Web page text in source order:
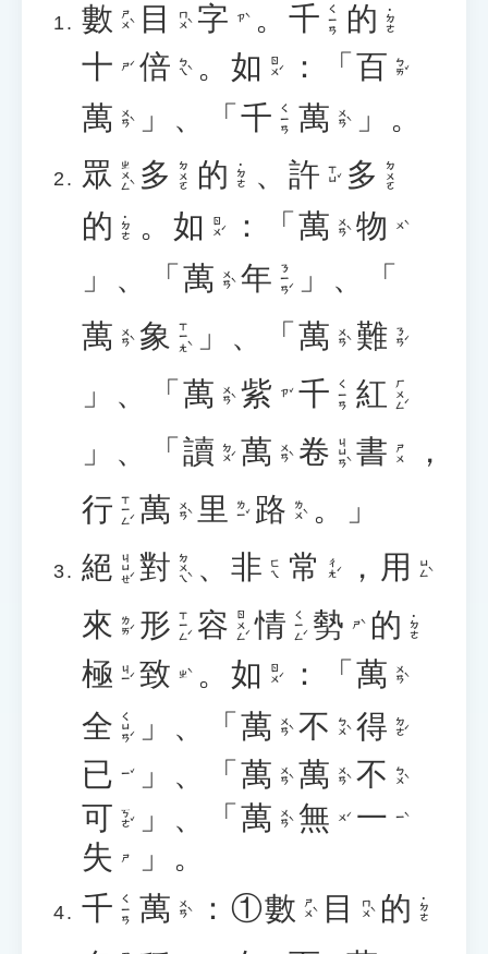
數 ㄕㄨˋ 目 ㄇㄨˋ 字 ㄗˋ 。 千 ㄑㄧㄢ 的 ˙ㄉㄜ
十 ㄕˊ 倍 ㄅㄟˋ 。 如 ㄖㄨˊ ：「 百 ㄅㄞˇ
萬 ㄨㄢˋ 」、「 千 ㄑㄧㄢ 萬 ㄨㄢˋ
」。
眾 ㄓㄨㄥˋ 多 ㄉㄨㄛ 的 ˙ㄉㄜ 、 許 ㄒㄩˇ 多 ㄉㄨㄛ
的 ˙ㄉㄜ 。 如 ㄖㄨˊ ：「 萬 ㄨㄢˋ 物 ㄨˋ
」、「 萬 ㄨㄢˋ 年 ㄋㄧㄢˊ
」、「
萬 ㄨㄢˋ 象 ㄒㄧㄤˋ 」、「 萬 ㄨㄢˋ 難 ㄋㄢˊ
」、「 萬 ㄨㄢˋ 紫 ㄗˇ 千 ㄑㄧㄢ 紅 ㄏㄨㄥˊ
」、「 讀 ㄉㄨˊ 萬 ㄨㄢˋ 卷 ㄐㄩㄢˋ 書 ㄕㄨ
，
行 ㄒㄧㄥˊ 萬 ㄨㄢˋ 里 ㄌㄧˇ 路 ㄌㄨˋ 。」
絕 ㄐㄩㄝˊ 對 ㄉㄨㄟˋ 、 非 ㄈㄟ 常 ㄔㄤˊ ， 用 ㄩㄥˋ
來 ㄌㄞˊ 形 ㄒㄧㄥˊ 容 ㄖㄨㄥˊ 情 ㄑㄧㄥˊ 勢 ㄕˋ 的 ˙ㄉㄜ
極 ㄐㄧˊ 致 ㄓˋ 。 如 ㄖㄨˊ ：「 萬 ㄨㄢˋ
全 ㄑㄩㄢˊ 」、「 萬 ㄨㄢˋ 不 ㄅㄨˋ 得 ㄉㄜˊ
已 ㄧˇ 」、「 萬 ㄨㄢˋ 萬 ㄨㄢˋ 不 ㄅㄨˋ
可 ㄎㄜˇ 」、「 萬 ㄨㄢˋ 無 ㄨˊ 一 ㄧˋ
失 ㄕ
」。
千 ㄑㄧㄢ 萬 ㄨㄢˋ ：①數 ㄕㄨˋ 目 ㄇㄨˋ 的 ˙ㄉㄜ